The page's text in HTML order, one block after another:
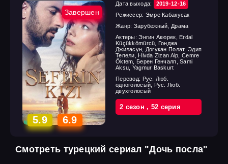
Завершен
5.9 6.9
Дата выхода:
2019-12-16
Режиссер: Эмре Кабакусак
Жанр: Зарубежный, Драма
Актеры:Энгин Акюрек, Erdal
Küçükkömürcü, Гонджа
Джиласун, Догукан Полат, Эдип
Тепели, Hivda Zizan Alp, Cemre
Öktem, Берен Генчалп, Sami
Aksu, Yagmur Baskurt
Перевод: Рус. Люб.
одноголосый, Рус. Люб.
двухголосый
2 cезон, 52 cерия
Смотреть турецкий сериал "Дочь посла"